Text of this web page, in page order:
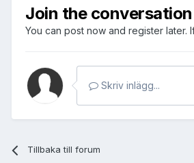
Join the conversation
You can post now and register later.
Skriv inlägg...
Tillbaka till forum